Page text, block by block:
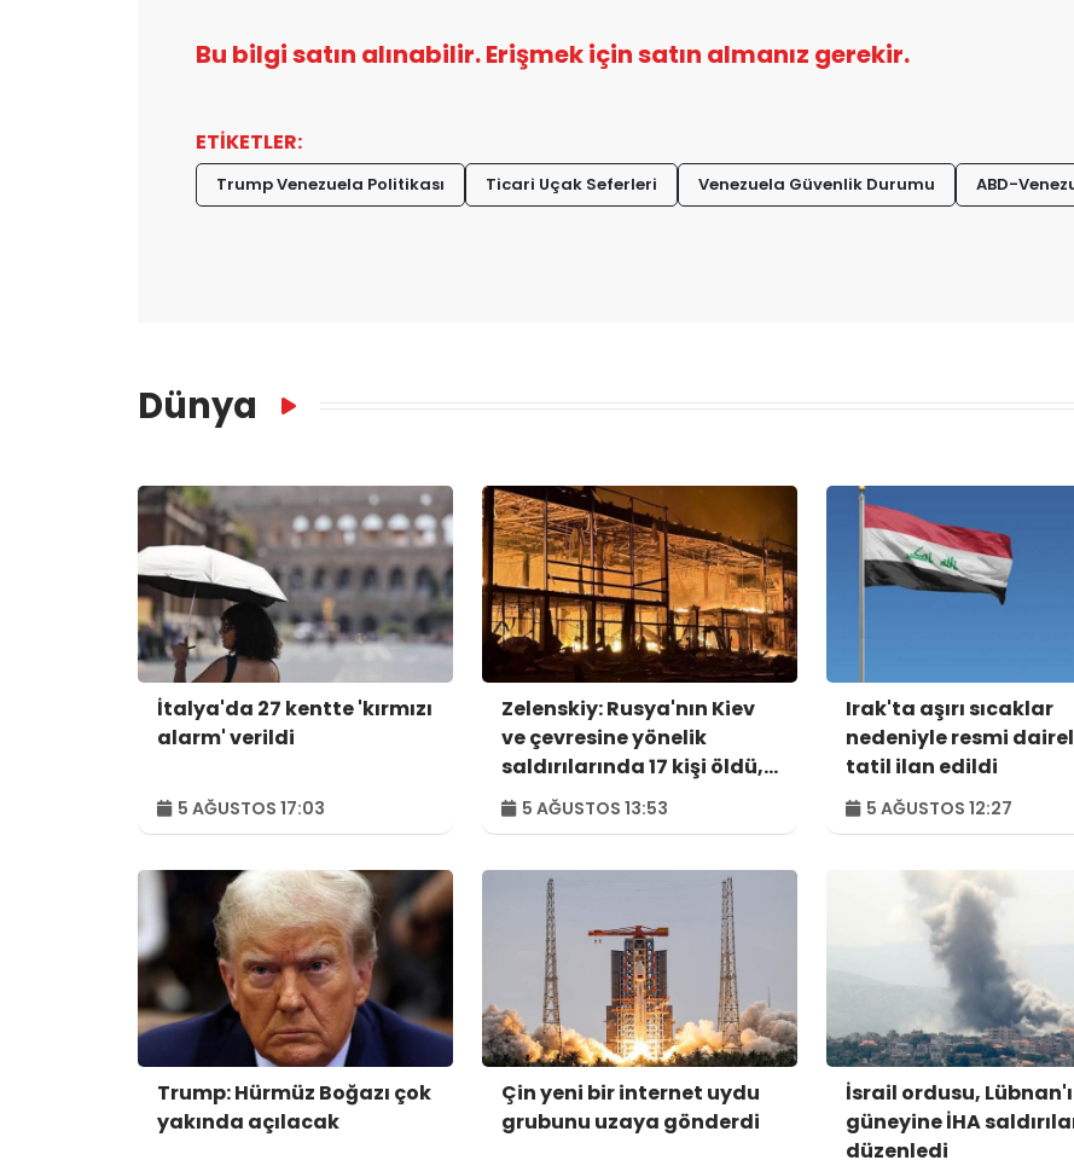
Bu bilgi satın alınabilir. Erişmek için satın almanız gerekir.
ETİKETLER:
Trump Venezuela Politikası Ticari Uçak Seferleri Venezuela Güvenlik Durumu ABD-
Dünya
İtalya'da 27 kentte 'kırmızı
alarm' verildi
5 AĞUSTOS 17:03
Zelenskiy: Rusya'nın Kiev
ve çevresine yönelik
saldırılarında 17 kişi öldü,
44 kişi yaralandı
5 AĞUSTOS 13:53
Irak'ta aşırı sıcaklar
nedeniyle resmi
tatil ilan edildi
5 AĞUSTOS 12:27
Trump: Hürmüz Boğazı çok
yakında açılacak
Çin yeni bir internet uydu
grubunu uzaya gönderdi
İsrail ordusu,
güneyine İHA
düzenledi